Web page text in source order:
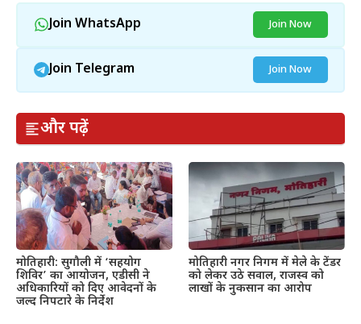
Join WhatsApp Join Now
Join Telegram Join Now
और पढ़ें
मोतिहारी: सुगौली में ‘सहयोग
शिविर’ का आयोजन, एडीसी ने
अधिकारियों को दिए आवेदनों के
जल्द निपटारे के निर्देश
मोतिहारी नगर निगम में मेले के टेंडर
को लेकर उठे सवाल, राजस्व को
लाखों के नुकसान का आरोप